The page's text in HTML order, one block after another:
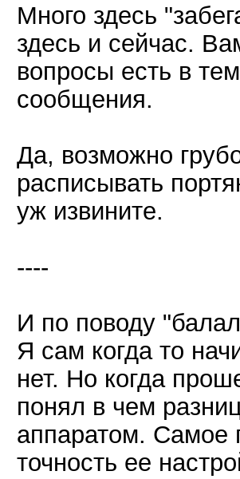
Много здесь
здесь и сейчас.
вопросы есть в
сообщения.
Да, возможно
расписывать
уж извините.
----
И по поводу
Я сам когда то
нет. Но когда
понял в чем
аппаратом. Самое
точность ее